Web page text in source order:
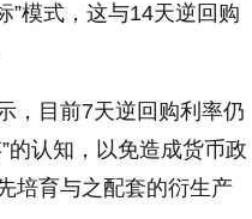
”模式，这与14天逆回购
，目前7天逆回购利率仍
的认知，以免造成货币政
培育与之配套的衍生产